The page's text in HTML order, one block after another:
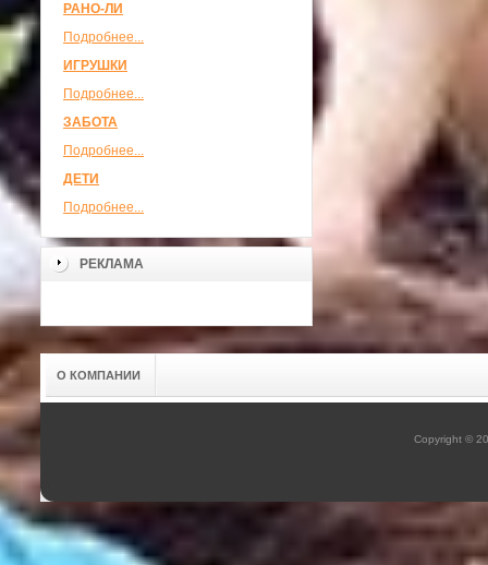
РАНО-ЛИ
Подробнее...
ИГРУШКИ
Подробнее...
ЗАБОТА
Подробнее...
ДЕТИ
Подробнее...
РЕКЛАМА
О КОМПАНИИ
Copyright ©